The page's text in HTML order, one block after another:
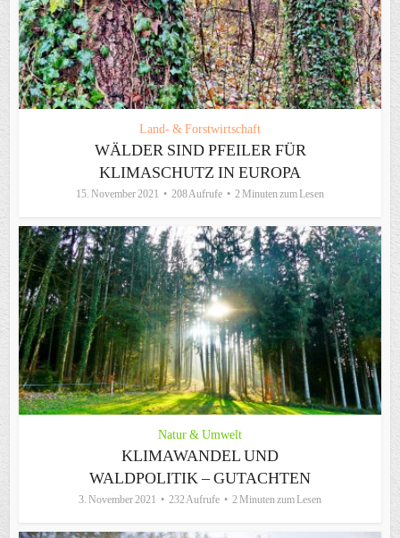
Land- & Forstwirtschaft
WÄLDER SIND PFEILER FÜR
KLIMASCHUTZ IN EUROPA
15. November 2021 208 Aufrufe 2 Minuten zum Lesen
Natur & Umwelt
KLIMAWANDEL UND
WALDPOLITIK – GUTACHTEN
3. November 2021 232 Aufrufe 2 Minuten zum Lesen